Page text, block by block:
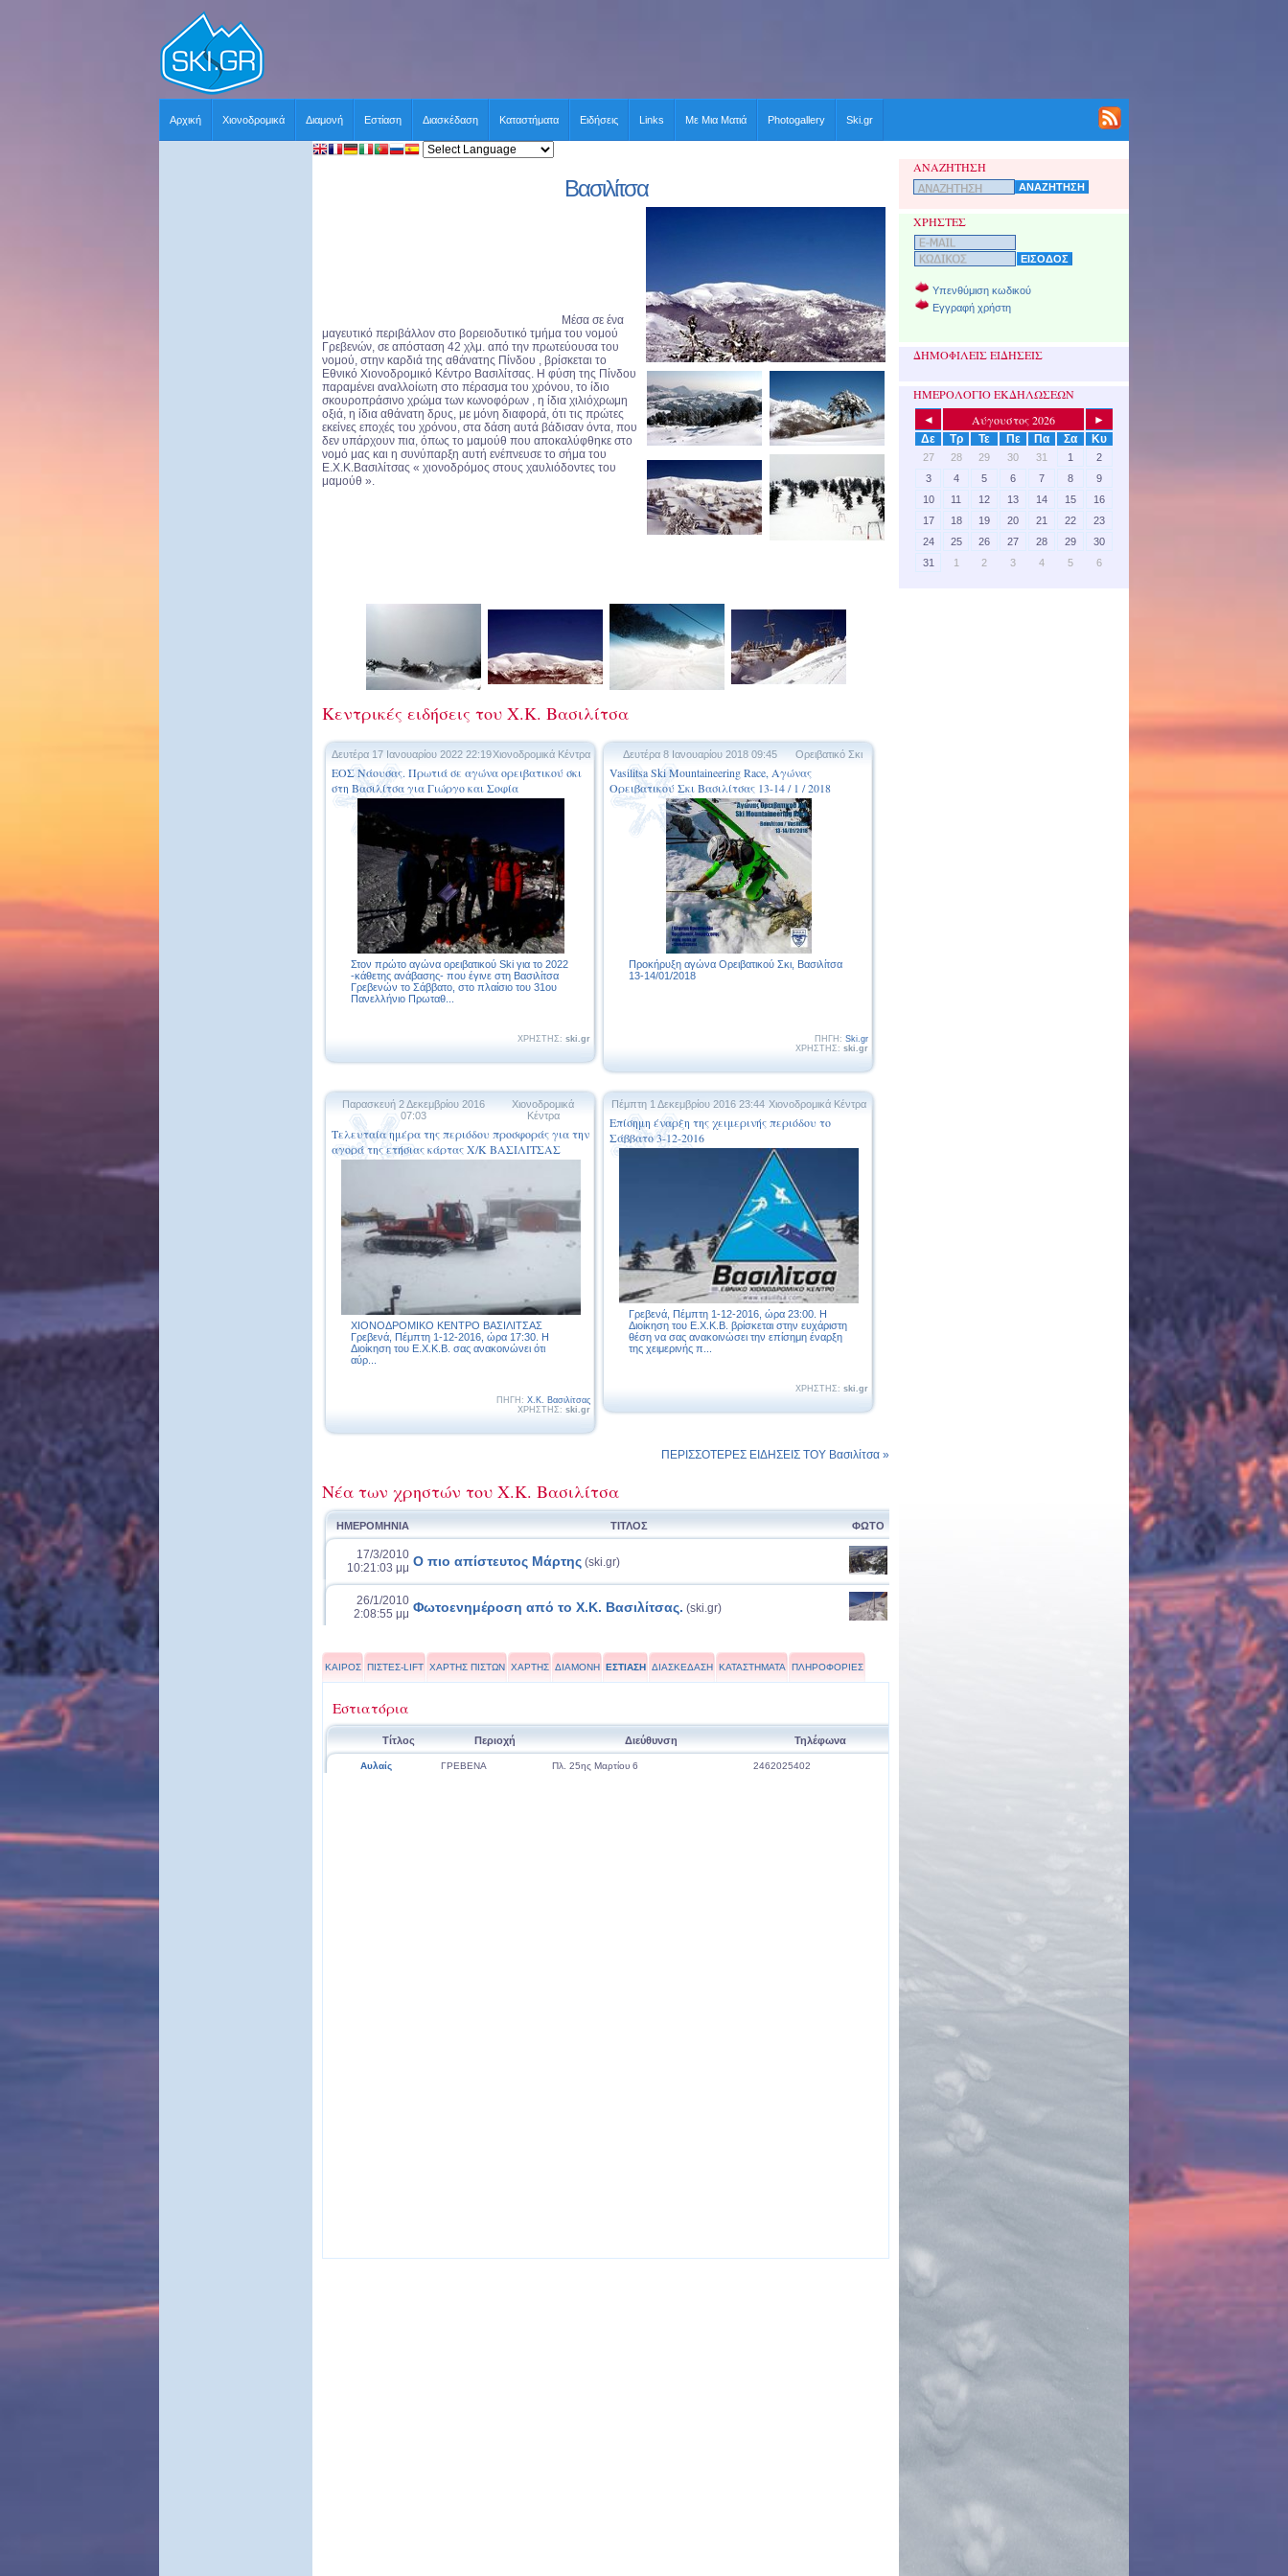
Αρχική Χιονοδρομικά Διαμονή Εστίαση Διασκέδαση Καταστήματα Ειδήσεις Links Με Μια Ματιά Photogallery Ski.gr
Βασιλίτσα
Μέσα σε ένα
μαγευτικό περιβάλλον στο βορειοδυτικό τμήμα του νομού
Γρεβενών, σε απόσταση 42 χλμ. από την πρωτεύουσα του
νομού, στην καρδιά της αθάνατης Πίνδου , βρίσκεται το
Εθνικό Χιονοδρομικό Κέντρο Βασιλίτσας. Η φύση της Πίνδου
παραμένει αναλλοίωτη στο πέρασμα του χρόνου, το ίδιο
σκουροπράσινο χρώμα των κωνοφόρων , η ίδια χιλιόχρωμη
οξιά, η ίδια αθάνατη δρυς, με μόνη διαφορά, ότι τις πρώτες
εκείνες εποχές του χρόνου, στα δάση αυτά βάδισαν όντα, που
δεν υπάρχουν πια, όπως το μαμούθ που αποκαλύφθηκε στο
νομό μας και η συνύπαρξη αυτή ενέπνευσε το σήμα του
Ε.Χ.Κ.Βασιλίτσας « χιονοδρόμος στους χαυλιόδοντες του
μαμούθ ».
Κεντρικές ειδήσεις του Χ.Κ. Βασιλίτσα
Δευτέρα 17 Ιανουαρίου 2022 22:19Χιονοδρομικά Κέντρα
ΕΟΣ Νάουσας. Πρωτιά σε αγώνα ορειβατικού σκι
στη Βασιλίτσα για Γιώργο και Σοφία
Στον πρώτο αγώνα ορειβατικού Ski για το 2022
-κάθετης ανάβασης- που έγινε στη Βασιλίτσα
Γρεβενών το Σάββατο, στο πλαίσιο του 31ου
Πανελλήνιο Πρωταθ...
ΧΡΗΣΤΗΣ: ski.gr
Δευτέρα 8 Ιανουαρίου 2018 09:45 Ορειβατικό Σκι
Vasilitsa Ski Mountaineering Race, Αγώνας
Ορειβατικού Σκι Βασιλίτσας 13-14 / 1 / 2018
Προκήρυξη αγώνα Ορειβατικού Σκι, Βασιλίτσα
13-14/01/2018
ΠΗΓΗ: Ski.gr
ΧΡΗΣΤΗΣ: ski.gr
Παρασκευή 2 Δεκεμβρίου 2016
07:03
Χιονοδρομικά
Κέντρα
Τελευταία ημέρα της περιόδου προσφοράς για την
αγορά της ετήσιας κάρτας Χ/Κ ΒΑΣΙΛΙΤΣΑΣ
ΧΙΟΝΟΔΡΟΜΙΚΟ ΚΕΝΤΡΟ ΒΑΣΙΛΙΤΣΑΣ
Γρεβενά, Πέμπτη 1-12-2016, ώρα 17:30. Η
Διοίκηση του Ε.Χ.Κ.Β. σας ανακοινώνει ότι
αύρ...
ΠΗΓΗ: Χ.Κ. Βασιλίτσας
ΧΡΗΣΤΗΣ: ski.gr
Πέμπτη 1 Δεκεμβρίου 2016 23:44 Χιονοδρομικά Κέντρα
Επίσημη έναρξη της χειμερινής περιόδου το
Σάββατο 3-12-2016
Γρεβενά, Πέμπτη 1-12-2016, ώρα 23:00. Η
Διοίκηση του Ε.Χ.Κ.Β. βρίσκεται στην ευχάριστη
θέση να σας ανακοινώσει την επίσημη έναρξη
της χειμερινής π...
ΧΡΗΣΤΗΣ: ski.gr
ΠΕΡΙΣΣΟΤΕΡΕΣ ΕΙΔΗΣΕΙΣ ΤΟΥ Βασιλίτσα »
Νέα των χρηστών του Χ.Κ. Βασιλίτσα
ΗΜΕΡΟΜΗΝΙΑ ΤΙΤΛΟΣ ΦΩΤΟ
17/3/2010
10:21:03 μμ Ο πιο απίστευτος Μάρτης (ski.gr)
26/1/2010
2:08:55 μμ Φωτοενημέροση από το Χ.Κ. Βασιλίτσας. (ski.gr)
ΚΑΙΡΟΣ ΠΙΣΤΕΣ-LIFT ΧΑΡΤΗΣ ΠΙΣΤΩΝ ΧΑΡΤΗΣ ΔΙΑΜΟΝΗ ΕΣΤΙΑΣΗ ΔΙΑΣΚΕΔΑΣΗ ΚΑΤΑΣΤΗΜΑΤΑ ΠΛΗΡΟΦΟΡΙΕΣ
Εστιατόρια
Τίτλος Περιοχή Διεύθυνση Τηλέφωνα
Αυλαίς ΓΡΕΒΕΝΑ Πλ. 25ης Μαρτίου 6 2462025402
ΑΝΑΖΗΤΗΣΗ
ΧΡΗΣΤΕΣ
Υπενθύμιση κωδικού
Εγγραφή χρήστη
ΔΗΜΟΦΙΛΕΙΣ ΕΙΔΗΣΕΙΣ
ΗΜΕΡΟΛΟΓΙΟ ΕΚΔΗΛΩΣΕΩΝ
◄ Αύγουστος 2026
►
Δε
Τρ Τε Πε Πα Σα Κυ
27 28 29 30 31 1
2
3
4 5 6 7 8
9
10
11 12 13 14 15
16
17
18 19 20 21 22
23
24
25 26 27 28 29
30
31
1 2 3 4 5 6